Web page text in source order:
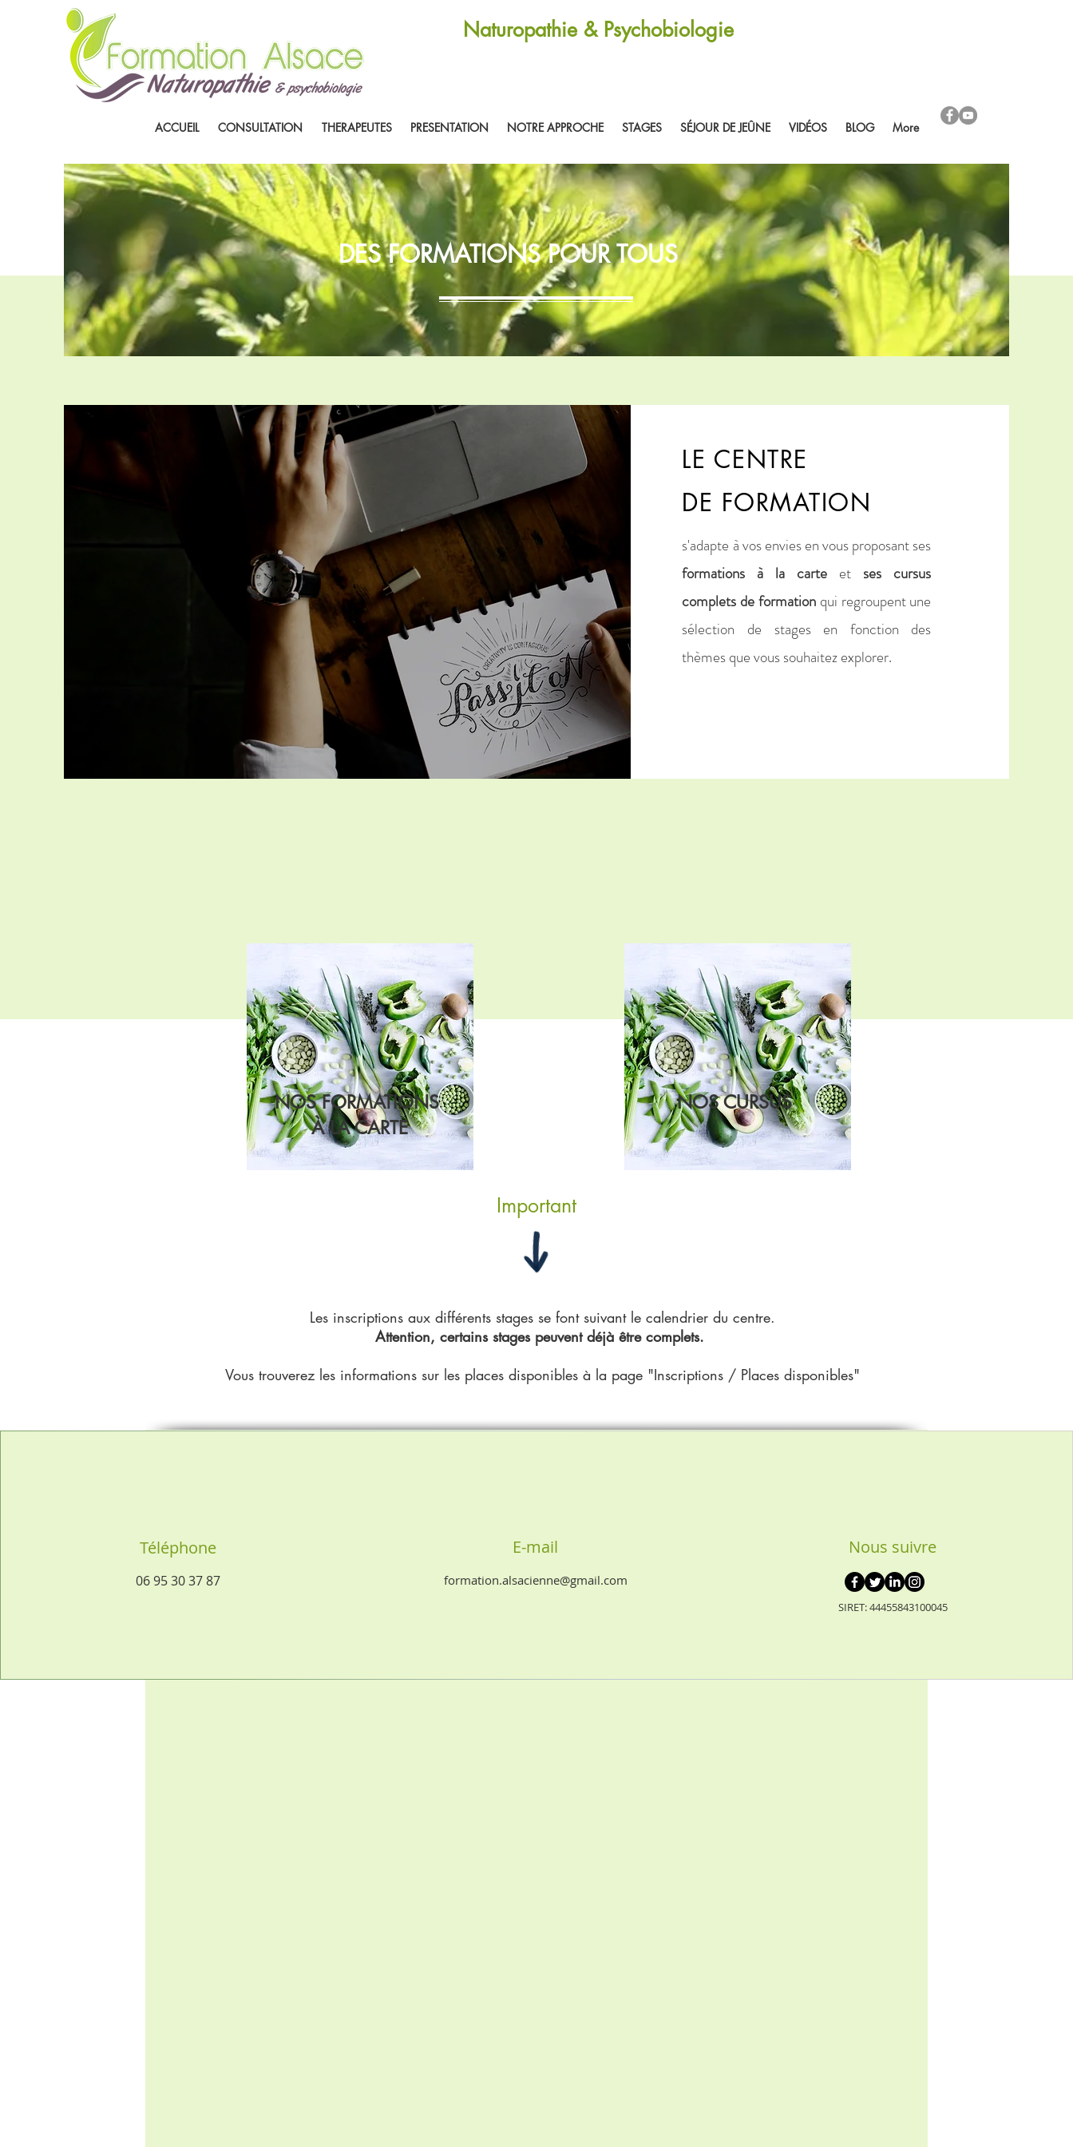
Naturopathie & Psychobiologie
ACCUEIL CONSULTATION THERAPEUTES PRESENTATION NOTRE APPROCHE STAGES SÉJOUR DE JEÛNE VIDÉOS BLOG More
DES FORMATIONS POUR TOUS
LE CENTRE
DE FORMATION
s'adapte à vos envies en vous proposant ses
formations à la carte et ses cursus
complets de formation qui regroupent une
sélection de stages en fonction des
thèmes que vous souhaitez explorer.
NOS FORMATIONS
À LA CARTE
NOS CURSUS
Important
Les inscriptions aux différents stages se font suivant le calendrier du centre.
Attention, certains stages peuvent déjà être complets.
Vous trouverez les informations sur les places disponibles à la page "Inscriptions / Places disponibles"
Téléphone
06 95 30 37 87
E-mail
formation.alsacienne@gmail.com
Nous suivre
SIRET: 44455843100045